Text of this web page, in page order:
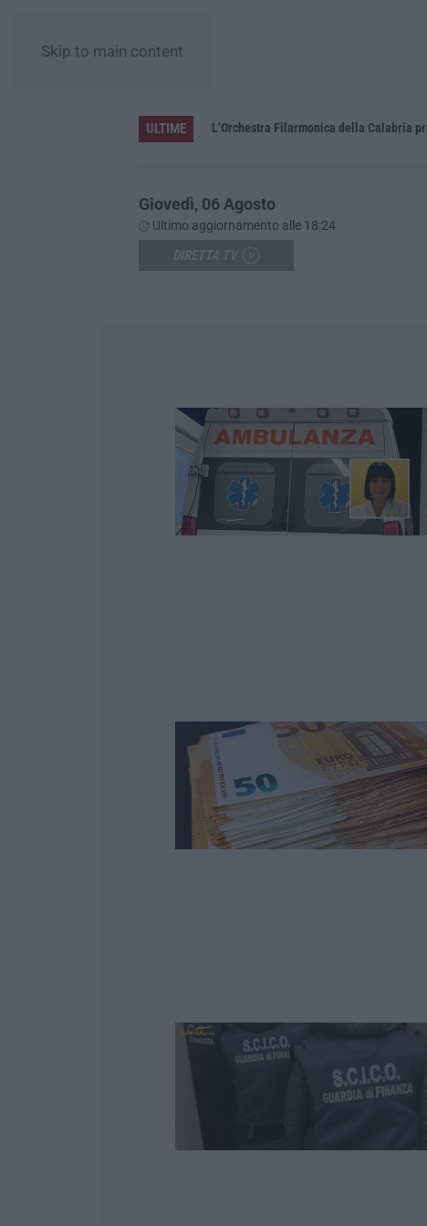
Skip to main content
ULTIME
Confagricoltura Calabria: con Alberta Nesci il Consorzio “Terre di Reggio Calabria” guarda al futuro
Giovedì, 06 Agosto
Ultimo aggiornamento alle 18:24